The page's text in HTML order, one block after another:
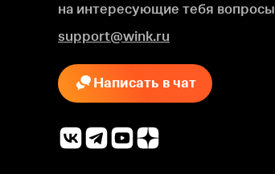
на интересующие тебя вопросы
support@wink.ru
Написать в чат